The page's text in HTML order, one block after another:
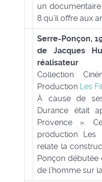
un
8 qu’il offre aux
Serre-Ponçon,
de Jacques
réalisateur
Collection
Production Les
À cause de
Durance était
Provence ».
production Les
relate la
Ponçon débutée
de l’homme sur